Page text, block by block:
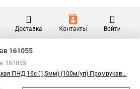
Доставка Контакты Войти
161055
161055
ПНД 16с (1,5мм) (100м/уп) Промрукав...